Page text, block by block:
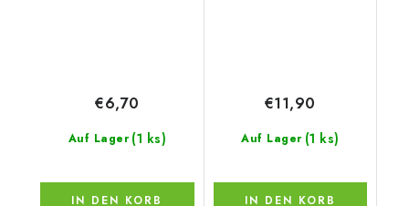
Auf Lager (1 ks)
€6,70
IN DEN KORB
Auf Lager (1 ks)
€11,90
IN DEN KORB